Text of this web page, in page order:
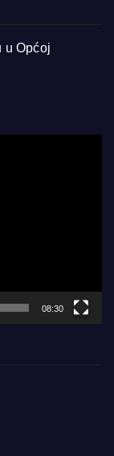
u Općoj
08:30